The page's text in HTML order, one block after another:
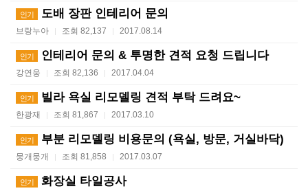
인기 도배 장판 인테리어 문의
브랑누아 | 조회 82,137 | 2017.08.14
인기 인테리어 문의 & 투명한 견적 요청 드립니다
강연웅 | 조회 82,136 | 2017.04.04
인기 빌라 욕실 리모델링 견적 부탁 드려요~
한광재 | 조회 81,867 | 2017.03.10
인기 부분 리모델링 비용문의 (욕실, 방문, 거실바닥)
뭉개뭉개 | 조회 81,858 | 2017.03.07
인기 화장실 타일공사